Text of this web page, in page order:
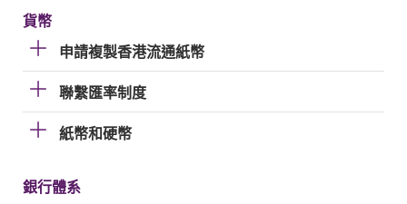
貨幣
申請複製香港流通紙幣
聯繫匯率制度
紙幣和硬幣
銀行體系